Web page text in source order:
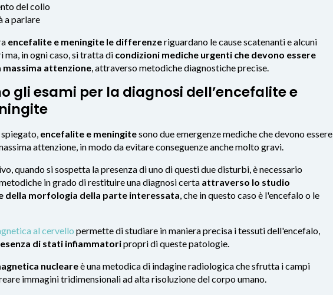
del collo
a parlare
encefalite e meningite le differenzeriguardano le cause scatenanti e alcuni
ma, in ogni caso, si tratta di condizioni mediche urgenti che devono essere
massima attenzione, attraverso metodiche diagnostiche precise.
gli esami per la diagnosi dell’encefalite e
encefalite e meningitesono due emergenze mediche che devono essere
attenzione, in modo da evitare conseguenze anche molto gravi.
quando si sospetta la presenza di uno di questi due disturbi, è necessario
in grado di restituire una diagnosi certa attraverso lo studio
della morfologia della parte interessata, che in questo caso è l'encefalo o le
al cervello permette di studiare in maniera precisa i tessuti dell'encefalo,
di stati infiammatoripropri di queste patologie.
nucleareè una metodica di indagine radiologica che sfrutta i campi
immagini tridimensionali ad alta risoluzione del corpo umano.